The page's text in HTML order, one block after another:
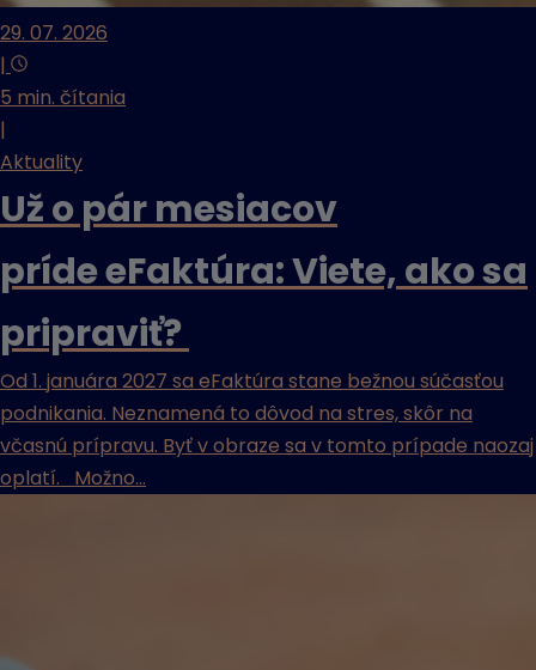
29. 07. 2026
|
5 min. čítania
|
Aktuality
Už o pár mesiacov
príde eFaktúra: Viete, ako sa
pripraviť?
Od 1. januára 2027 sa eFaktúra stane bežnou súčasťou
podnikania. Neznamená to dôvod na stres, skôr na
včasnú prípravu. Byť v obraze sa v tomto prípade naozaj
oplatí. Možno...